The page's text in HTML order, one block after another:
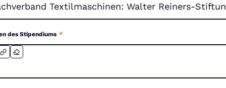
des Stipendiums *